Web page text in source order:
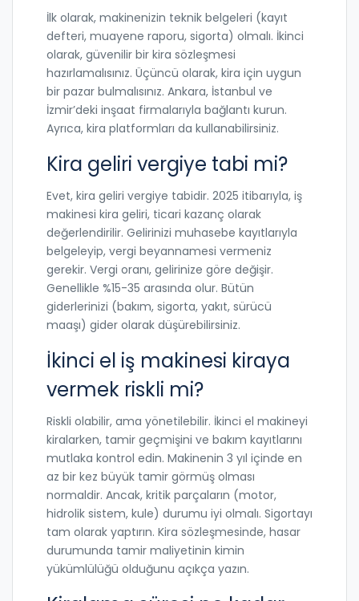
İlk olarak, makinenizin teknik belgeleri (kayıt
defteri, muayene raporu, sigorta) olmalı. İkinci
olarak, güvenilir bir kira sözleşmesi
hazırlamalısınız. Üçüncü olarak, kira için uygun
bir pazar bulmalısınız. Ankara, İstanbul ve
İzmir’deki inşaat firmalarıyla bağlantı kurun.
Ayrıca, kira platformları da kullanabilirsiniz.
Kira geliri vergiye tabi mi?
Evet, kira geliri vergiye tabidir. 2025 itibarıyla, iş
makinesi kira geliri, ticari kazanç olarak
değerlendirilir. Gelirinizi muhasebe kayıtlarıyla
belgeleyip, vergi beyannamesi vermeniz
gerekir. Vergi oranı, gelirinize göre değişir.
Genellikle %15-35 arasında olur. Bütün
giderlerinizi (bakım, sigorta, yakıt, sürücü
maaşı) gider olarak düşürebilirsiniz.
İkinci el iş makinesi kiraya
vermek riskli mi?
Riskli olabilir, ama yönetilebilir. İkinci el makineyi
kiralarken, tamir geçmişini ve bakım kayıtlarını
mutlaka kontrol edin. Makinenin 3 yıl içinde en
az bir kez büyük tamir görmüş olması
normaldir. Ancak, kritik parçaların (motor,
hidrolik sistem, kule) durumu iyi olmalı. Sigortayı
tam olarak yaptırın. Kira sözleşmesinde, hasar
durumunda tamir maliyetinin kimin
yükümlülüğü olduğunu açıkça yazın.